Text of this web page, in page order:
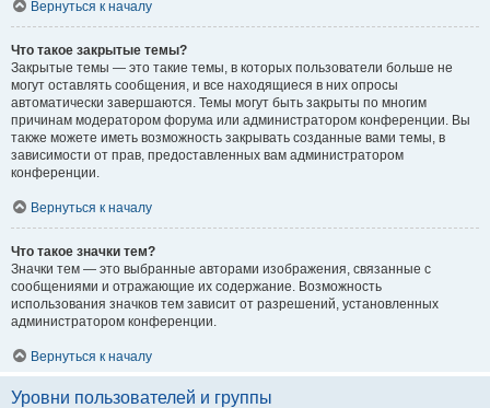
Вернуться к началу
Что такое закрытые темы?
Закрытые темы — это такие темы, в которых пользователи больше не
могут оставлять сообщения, и все находящиеся в них опросы
автоматически завершаются. Темы могут быть закрыты по многим
причинам модератором форума или администратором конференции. Вы
также можете иметь возможность закрывать созданные вами темы, в
зависимости от прав, предоставленных вам администратором
конференции.
Вернуться к началу
Что такое значки тем?
Значки тем — это выбранные авторами изображения, связанные с
сообщениями и отражающие их содержание. Возможность
использования значков тем зависит от разрешений, установленных
администратором конференции.
Вернуться к началу
Уровни пользователей и группы